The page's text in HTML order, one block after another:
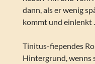
dann, als er wenig
kommt und einlenkt
Tinitus-fiependes
Hintergrund, wenns